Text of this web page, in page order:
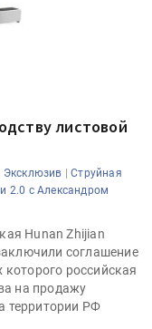
листовой
Эксклюзив |Струйная
2.0 с Александром
Hunan Zhijian
соглашение
которого российская
на продажу
территории РФ